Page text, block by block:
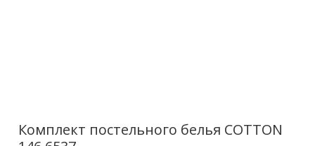
Комплект постельного белья COTTON